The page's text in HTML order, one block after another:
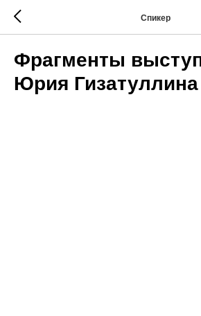
Спикер
Фрагменты
Юрия Гизатуллина